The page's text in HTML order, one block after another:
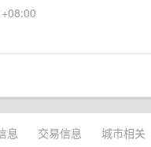
息 交易信息 城市相关